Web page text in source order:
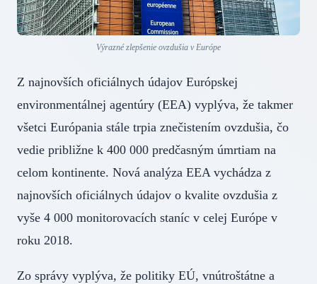
Výrazné zlepšenie ovzdušia v Európe
Z najnovších oficiálnych údajov Európskej
environmentálnej agentúry (EEA) vyplýva, že takmer
všetci Európania stále trpia znečistením ovzdušia, čo
vedie približne k 400 000 predčasným úmrtiam na
celom kontinente. Nová analýza EEA vychádza z
najnovších oficiálnych údajov o kvalite ovzdušia z
vyše 4 000 monitorovacích staníc v celej Európe v
roku 2018.
Zo správy vyplýva, že politiky EÚ, vnútroštátne a